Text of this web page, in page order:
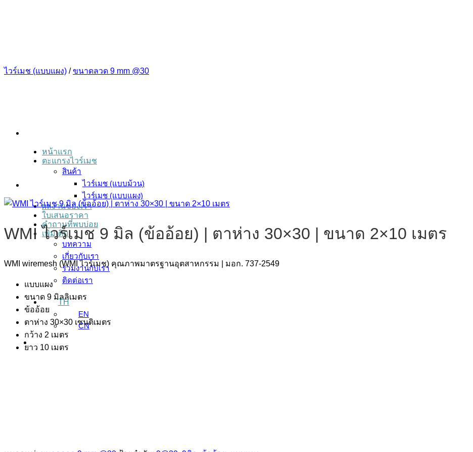
หน้าแรก
ตะแกรงไวร์เมช
สินค้า
ไวร์เมช (แบบม้วน)
ไวร์เมช (แบบแผง)
ผลงานของเรา
ใบเสนอราคา
คำถามที่พบบ่อย
เพิ่มเติม
บทความ
เกี่ยวกับเรา
ร่วมงานกับเรา
ติดต่อเรา
TH
EN
CN
ไวร์เมช (แบบแผง) / ขนาดลวด 9 mm @30
WMI ไวร์เมช 9 มิล (ข้ออ้อย) | ตาห่าง 30×30 | ขนาด 2×10 เมตร
WMI wiremesh (WMI ไวร์เมช) คุณภาพมาตรฐานอุตสาหกรรม | มอก. 737-2549
แบบแผง
ขนาด 9 มิลลิเมตร
ข้ออ้อย
ตาห่าง 30×30 เซนติเมตร
กว้าง 2 เมตร
ยาว 10 เมตร